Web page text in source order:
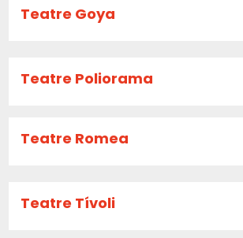
Teatre Goya
Teatre Poliorama
Teatre Romea
Teatre Tívoli